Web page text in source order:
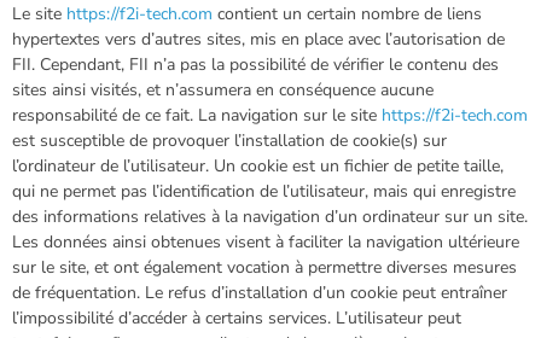
Le site https://f2i-tech.com contient un certain nombre de liens
hypertextes vers d’autres sites, mis en place avec l’autorisation de
FII. Cependant, FII n’a pas la possibilité de vérifier le contenu des
sites ainsi visités, et n’assumera en conséquence aucune
responsabilité de ce fait. La navigation sur le site https://f2i-tech.com
est susceptible de provoquer l’installation de cookie(s) sur
l’ordinateur de l’utilisateur. Un cookie est un fichier de petite taille,
qui ne permet pas l’identification de l’utilisateur, mais qui enregistre
des informations relatives à la navigation d’un ordinateur sur un site.
Les données ainsi obtenues visent à faciliter la navigation ultérieure
sur le site, et ont également vocation à permettre diverses mesures
de fréquentation. Le refus d’installation d’un cookie peut entraîner
l’impossibilité d’accéder à certains services. L’utilisateur peut